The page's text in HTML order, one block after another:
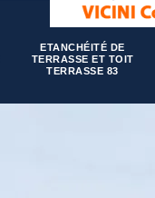
ETANCHÉITÉ DE
TERRASSE ET TOIT
TERRASSE 83